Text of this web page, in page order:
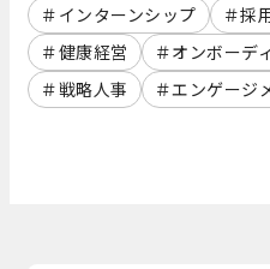
インターンシップ
採
健康経営
オンボーデ
戦略人事
エンゲージ